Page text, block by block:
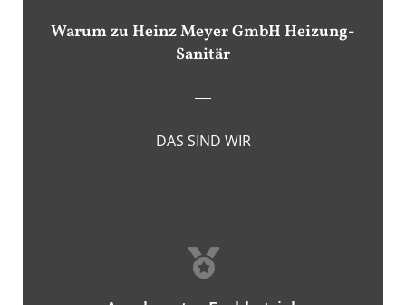
Warum zu Heinz Meyer GmbH Heizung-
Sanitär
DAS SIND WIR